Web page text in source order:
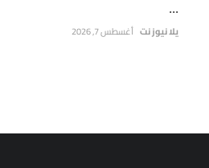
...
يلا نيوز نت أغسطس 7, 2026